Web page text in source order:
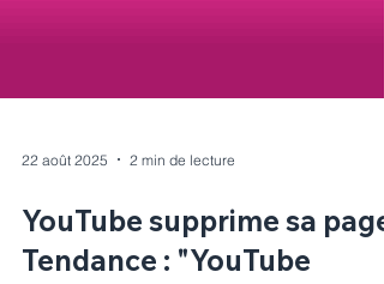
22 août 2025 2 min de lecture